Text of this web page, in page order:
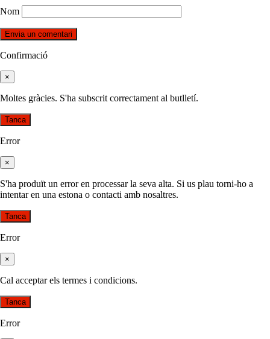
Nom
Confirmació
×
Moltes gràcies. S'ha subscrit correctament al butlletí.
Tanca
Error
×
S'ha produït un error en processar la seva alta. Si us plau torni-ho a
intentar en una estona o contacti amb nosaltres.
Tanca
Error
×
Cal acceptar els termes i condicions.
Tanca
Error